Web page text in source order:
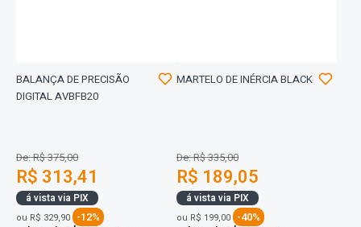
BALANÇA DE PRECISÃO
DIGITAL AVBFB20
De: R$ 375,00
R$ 313,41
á vista via PIX
ou R$ 329,90 -12%
MARTELO DE INÉRCIA BLACK
De: R$ 335,00
R$ 189,05
á vista via PIX
ou R$ 199,00 -40%